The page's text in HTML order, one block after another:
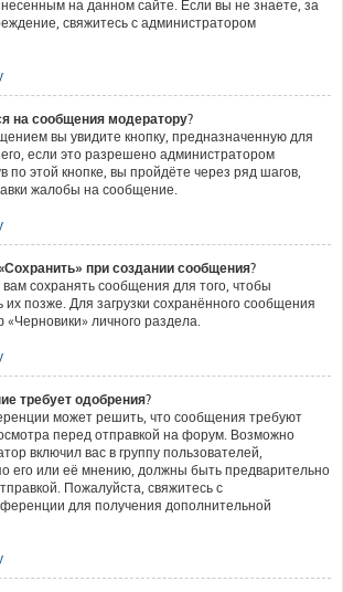
на данном сайте. Если вы не знаете, за
свяжитесь с администратором
на сообщения модератору?
вы увидите кнопку, предназначенную для
если это разрешено администратором
по этой кнопке, вы пройдёте через ряд шагов,
жалобы на сообщение.
при создании сообщения?
сохранять сообщения для того, чтобы
их позже. Для загрузки сохранённого сообщения
личного раздела.
требует одобрения?
может решить, что сообщения требуют
перед отправкой на форум. Возможно
включил вас в группу пользователей,
его или её мнению, должны быть предварительно
Пожалуйста, свяжитесь с
для получения дополнительной